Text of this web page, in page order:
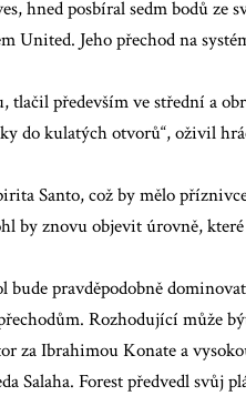
hned posbíral sedm bodů ze
United. Jeho přechod na
především ve střední a
do kulatých otvorů“, oživil
Santo, což by mělo
by znovu objevit úrovně,
pravděpodobně
Rozhodující může
za Ibrahimou Konate a
Salaha. Forest předvedl svůj